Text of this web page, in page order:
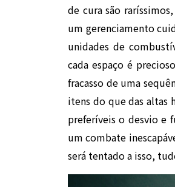
de cura são
um gerenciamento
unidades de
cada espaço é
fracasso de uma
itens do que das altas
preferíveis o desvio e
um combate
será tentado a isso,